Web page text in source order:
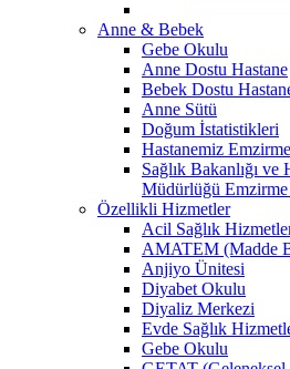
Anne & Bebek
Gebe Okulu
Anne Dostu Hastane
Bebek Dostu
Anne Sütü
Doğum İstatistikleri
Hastanemiz
Sağlık Bakanlığı ve
Müdürlüğü Emzirme
Özellikli Hizmetler
Acil Sağlık
AMATEM (Madde
Anjiyo Ünitesi
Diyabet Okulu
Diyaliz Merkezi
Evde Sağlık
Gebe Okulu